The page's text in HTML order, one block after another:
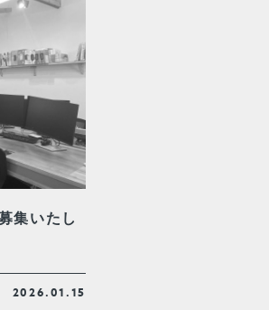
集いたし
2026.01.15